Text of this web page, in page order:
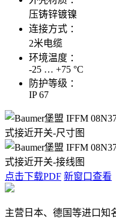
压铸锌镀镍
连接方式 ：
2米电缆
环境温度 ：
-25 … +75 °C
防护等级 ：
IP 67
点击下载PDF 新窗口查看
主营日本、德国等进口知